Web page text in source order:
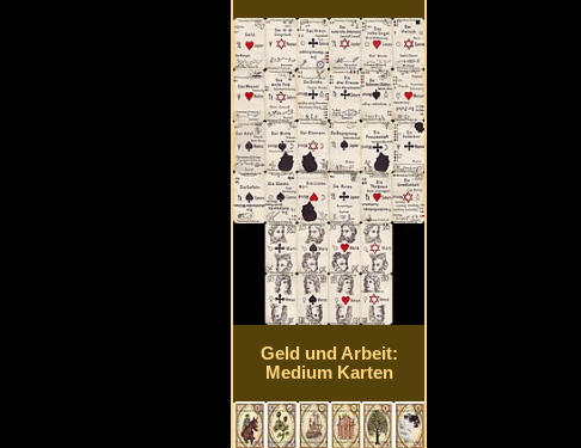
Geld und Arbeit:
Medium Karten